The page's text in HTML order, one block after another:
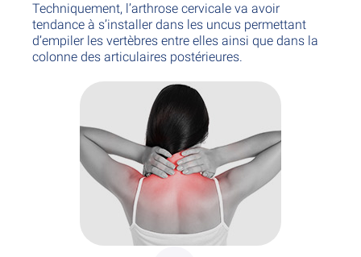
Techniquement, l’arthrose cervicale va avoir
tendance à s’installer dans les uncus permettant
d’empiler les vertèbres entre elles ainsi que dans la
colonne des articulaires postérieures.